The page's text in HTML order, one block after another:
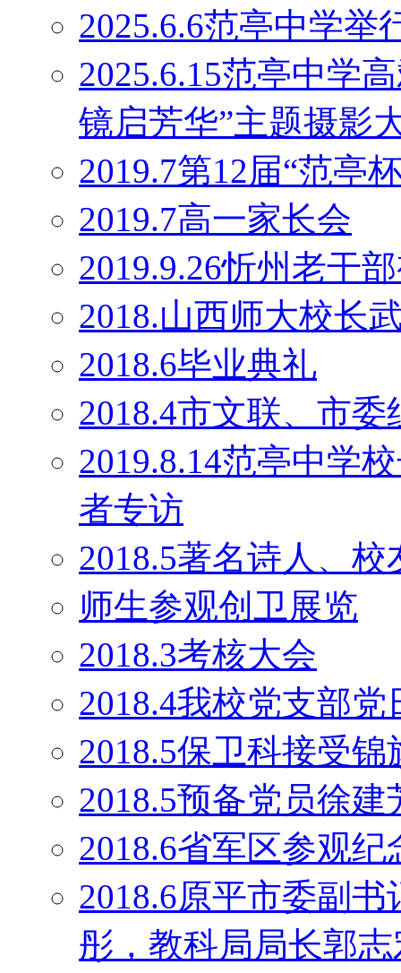
2025.6.6范亭中学举
2025.6.15范亭中学
镜启芳华”主题摄影
2019.7第12届“范亭
2019.7高一家长会
2019.9.26忻州老干
2018.山西师大校长
2018.6毕业典礼
2018.4市文联、市
2019.8.14范亭中学
者专访
2018.5著名诗人、
师生参观创卫展览
2018.3考核大会
2018.4我校党支部党
2018.5保卫科接受锦
2018.5预备党员徐
2018.6省军区参观纪
2018.6原平市委副
彤，教科局局长郭